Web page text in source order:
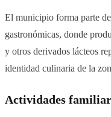
El municipio forma parte
gastronómicas, donde
y otros derivados lácteos
identidad culinaria de la
Actividades